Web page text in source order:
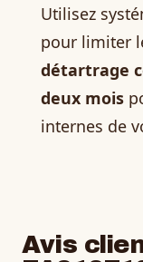
Utilisez
pour limiter
détartrage
deux mois
internes de
Avis